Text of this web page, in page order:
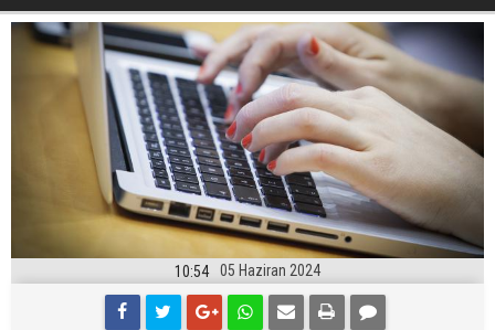
10:54 05 Haziran 2024